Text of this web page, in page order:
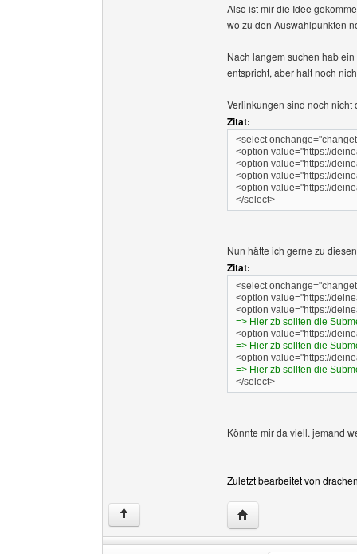
Also ist mir die Idee
wo zu den Auswahlpunkten
Nach langem suchen hab
entspricht, aber halt noch
Verlinkungen sind noch
Zitat:
<select
<option value="https://
<option value="https://
<option value="https://
<option value="https://
</select>
Nun hätte ich gerne zu
Zitat:
<select
<option value="https://
<option value="https://
=> Hier zb sollten die
<option value="https://
=> Hier zb sollten die
<option value="https://
=> Hier zb sollten die
</select>
Könnte mir da viell. jemand
Zuletzt bearbeitet von
↑ Website dieses